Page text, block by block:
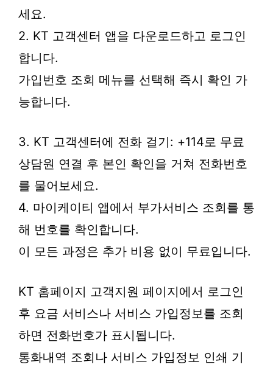
세요.
2. KT 고객센터 앱을 다운로드하고 로그인
합니다.
가입번호 조회 메뉴를 선택해 즉시 확인 가
능합니다.
3. KT 고객센터에 전화 걸기: +114로 무료
상담원 연결 후 본인 확인을 거쳐 전화번호
를 물어보세요.
4. 마이케이티 앱에서 부가서비스 조회를 통
해 번호를 확인합니다.
이 모든 과정은 추가 비용 없이 무료입니다.
KT 홈페이지 고객지원 페이지에서 로그인
후 요금 서비스나 서비스 가입정보를 조회
하면 전화번호가 표시됩니다.
통화내역 조회나 서비스 가입정보 인쇄 기